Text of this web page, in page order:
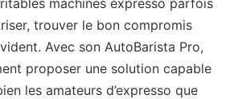
trouver le bon compromis
Avec son AutoBarista Pro,
proposer une solution capable
les amateurs d’expresso que